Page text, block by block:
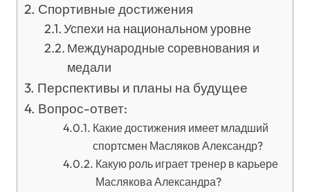
Спортивные достижения
Успехи на национальном уровне
Международные соревнования и
медали
Перспективы и планы на будущее
Вопрос-ответ:
Какие достижения имеет младший
спортсмен Масляков Александр?
Какую роль играет тренер в карьере
Маслякова Александра?